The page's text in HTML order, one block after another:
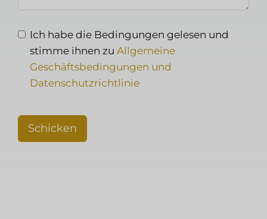
Ich habe die Bedingungen gelesen und
stimme ihnen zu Allgemeine
Geschäftsbedingungen und
Datenschutzrichtlinie
Schicken